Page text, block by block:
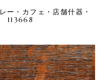
・カフェ・店舗什器・
113668